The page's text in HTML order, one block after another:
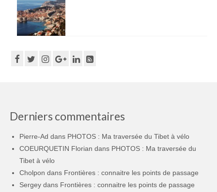
Derniers commentaires
Pierre-Ad dans PHOTOS : Ma traversée du Tibet à vélo
COEURQUETIN Florian dans PHOTOS : Ma traversée du
Tibet à vélo
Cholpon dans Frontières : connaitre les points de passage
Sergey dans Frontières : connaitre les points de passage